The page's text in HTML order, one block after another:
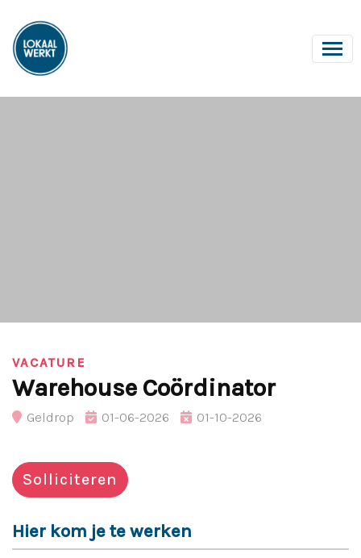
VACATURE
Warehouse Coördinator
Geldrop 01-06-2026 01-10-2026
Solliciteren
Hier kom je te werken